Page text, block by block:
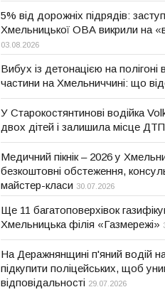
5% від дорожніх підрядів:
Хмельницької ОВА викрили на
03.08.2026
Вибух із детонацією на полігоні
частини на Хмельниччині: що
У Старокостянтинові водійка
двох дітей і залишила місце ДТП
Медичний пікнік – 2026 у
безкоштовні обстеження,
майстер-класи 30.07.2026
Ще 11 багатоповерхівок
Хмельницька філія «Газмережі»
На Деражнянщині п'яний водій
підкупити поліцейських, щоб
відповідальності 29.07.2026